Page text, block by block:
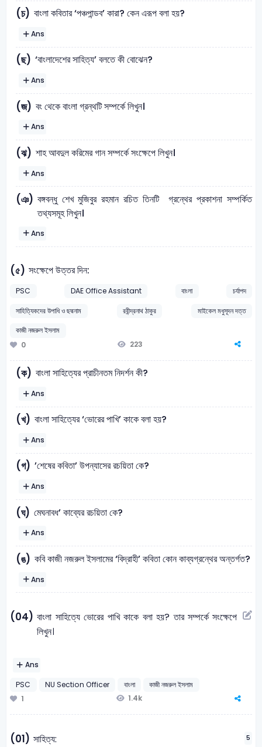
(চ) বাংলা কবিতার ‘পঞ্চপান্ডব’ কারা? কেন এরূপ বলা হয়?
Ans
(ছ) ‘বাংলাদেশের সাহিত্য’ বলতে কী বোঝেন?
Ans
(জ) বং থেকে বাংলা গ্রন্থটি সম্পর্কে লিখুন।
Ans
(ঝ) শাহ আবদুল করিমের গান সম্পর্কে সংক্ষেপে লিখুন।
Ans
(ঞ) বঙ্গবন্ধু শেখ মুজিবুর রহমান রচিত তিনটি গ্রন্থের প্রকাশনা সম্পর্কিত
তথ্যসমূহ লিখুন।
Ans
(৫) সংক্ষেপে উত্তর দিন:
PSC DAE Office Assistant বাংলা
চর্যাপদ
সাহিত্যিকদের উপাধি ও ছদ্মনাম
রবীন্দ্রনাথ ঠাকুর
মাইকেল মধুসূদন দত্ত
কাজী নজরুল ইসলাম
0
223
(ক) বাংলা সাহিত্যের প্রাচীনতম নিদর্শন কী?
Ans
(খ) বাংলা সাহিত্যের ‘ভোরের পাখি’ কাকে বলা হয়?
Ans
(গ) ’শেষের কবিতা’ উপন্যাসের রচয়িতা কে?
Ans
(ঘ) মেঘনাবধ’ কাব্যের রচয়িতা কে?
Ans
(ঙ) কবি কাজী নজরুল ইসলামের ‘বিদ্রাহী’ কবিতা কোন কাব্যগ্রন্থের অন্তর্গত?
Ans
(04) বাংলা সাহিত্যে ভোরের পাখি কাকে বলা হয়? তার সম্পর্কে সংক্ষেপে
লিখুন।
Ans
PSC
NU Section Officer বাংলা
কাজী নজরুল ইসলাম
1
1.4k
(01) সাহিত্য: 5